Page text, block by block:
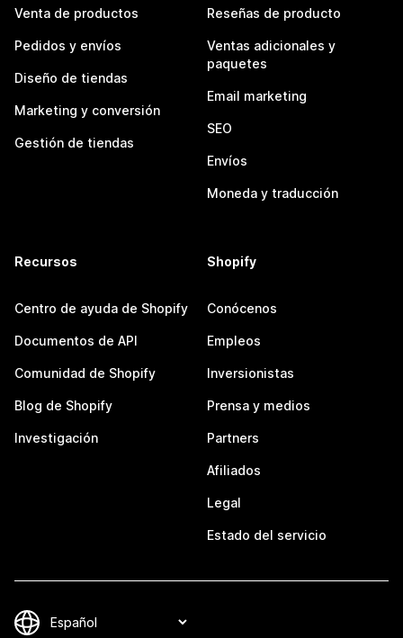
Venta de productos
Pedidos y envíos
Diseño de tiendas
Marketing y conversión
Gestión de tiendas
Reseñas de producto
Ventas adicionales y
paquetes
Email marketing
SEO
Envíos
Moneda y traducción
Recursos
Centro de ayuda de Shopify
Documentos de API
Comunidad de Shopify
Blog de Shopify
Investigación
Shopify
Conócenos
Empleos
Inversionistas
Prensa y medios
Partners
Afiliados
Legal
Estado del servicio